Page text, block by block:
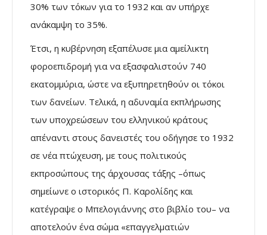
30% των τόκων για το 1932 και αν υπήρχε
ανάκαµψη το 35%.
Έτσι, η κυβέρνηση εξαπέλυσε µια αµείλικτη
φοροεπιδροµή για να εξασφαλιστούν 740
εκατοµµύρια, ώστε να εξυπηρετηθούν οι τόκοι
των δανείων. Τελικά, η αδυναµία εκπλήρωσης
των υποχρεώσεων του ελληνικού κράτους
απέναντι στους δανειστές του οδήγησε το 1932
σε νέα πτώχευση, µε τους πολιτικούς
εκπροσώπους της άρχουσας τάξης –όπως
σηµείωνε ο ιστορικός Π. Καρολίδης και
κατέγραψε ο Μπελογιάννης στο βιβλίο του– να
αποτελούν ένα σώµα «επαγγελµατιών